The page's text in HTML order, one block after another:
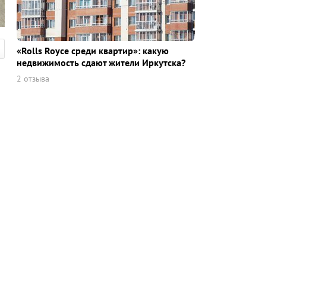
«Rolls Royce среди квaртир»: какую
недвижимость сдают жители Иркутска?
2 отзыва